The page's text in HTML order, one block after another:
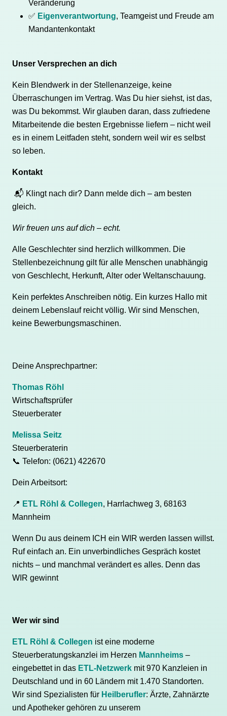
Veränderung
✅ Eigenverantwortung, Teamgeist und Freude am
Mandantenkontakt
Unser Versprechen an dich
Kein Blendwerk in der Stellenanzeige, keine
Überraschungen im Vertrag. Was Du hier siehst, ist das,
was Du bekommst. Wir glauben daran, dass zufriedene
Mitarbeitende die besten Ergebnisse liefern – nicht weil
es in einem Leitfaden steht, sondern weil wir es selbst
so leben.
Kontakt
📬 Klingt nach dir? Dann melde dich – am besten
gleich.
Wir freuen uns auf dich – echt.
Alle Geschlechter sind herzlich willkommen. Die
Stellenbezeichnung gilt für alle Menschen unabhängig
von Geschlecht, Herkunft, Alter oder Weltanschauung.
Kein perfektes Anschreiben nötig. Ein kurzes Hallo mit
deinem Lebenslauf reicht völlig. Wir sind Menschen,
keine Bewerbungsmaschinen.
Deine Ansprechpartner:
Thomas Röhl
Wirtschaftsprüfer
Steuerberater
Melissa Seitz
Steuerberaterin
📞 Telefon: (0621) 422670
Dein Arbeitsort:
📍 ETL Röhl & Collegen, Harrlachweg 3, 68163
Mannheim
Wenn Du aus deinem ICH ein WIR werden lassen willst.
Ruf einfach an. Ein unverbindliches Gespräch kostet
nichts – und manchmal verändert es alles. Denn das
WIR gewinnt
Wer wir sind
ETL Röhl & Collegen ist eine moderne
Steuerberatungskanzlei im Herzen Mannheims –
eingebettet in das ETL-Netzwerk mit 970 Kanzleien in
Deutschland und in 60 Ländern mit 1.470 Standorten.
Wir sind Spezialisten für Heilberufler: Ärzte, Zahnärzte
und Apotheker gehören zu unserem